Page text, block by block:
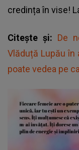
credința în vise!
Citește și: De
Vlăduță Lupău în
poate vedea pe